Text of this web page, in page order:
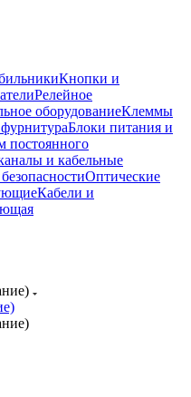
Кнопки и
Релейное
оборудованиеКлеммы
Блоки питания и
постоянного
и кабельные
Оптические
Кабели и